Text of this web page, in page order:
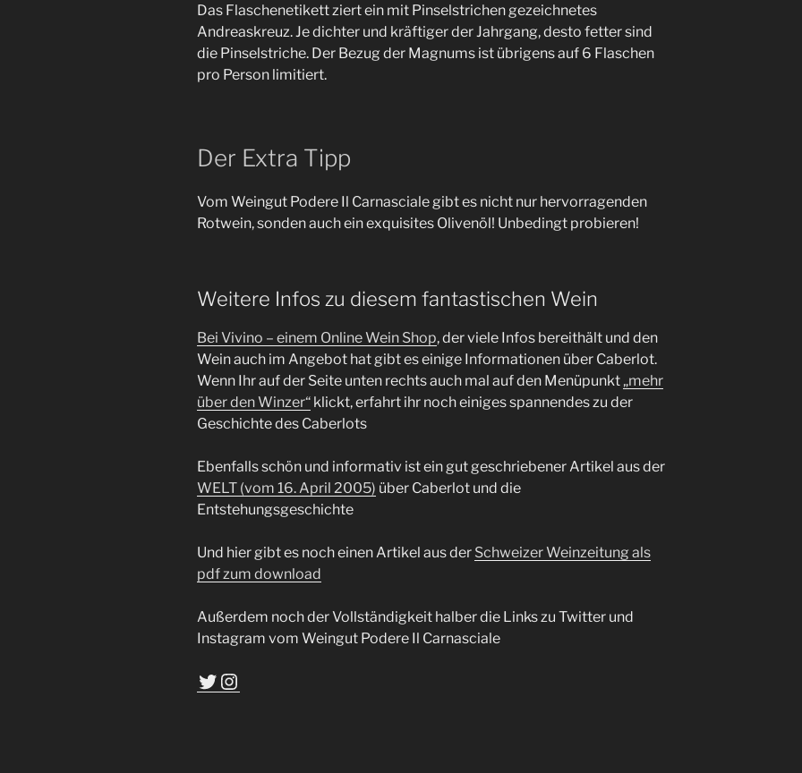
Das Flaschenetikett ziert ein mit Pinselstrichen gezeichnetes
Andreaskreuz. Je dichter und kräftiger der Jahrgang, desto fetter sind
die Pinselstriche. Der Bezug der Magnums ist übrigens auf 6 Flaschen
pro Person limitiert.
Der Extra Tipp
Vom Weingut Podere Il Carnasciale gibt es nicht nur hervorragenden
Rotwein, sonden auch ein exquisites Olivenöl! Unbedingt probieren!
Weitere Infos zu diesem fantastischen Wein
Bei Vivino – einem Online Wein Shop, der viele Infos bereithält und den
Wein auch im Angebot hat gibt es einige Informationen über Caberlot.
Wenn Ihr auf der Seite unten rechts auch mal auf den Menüpunkt „mehr
über den Winzer“ klickt, erfahrt ihr noch einiges spannendes zu der
Geschichte des Caberlots
Ebenfalls schön und informativ ist ein gut geschriebener Artikel aus der
WELT (vom 16. April 2005) über Caberlot und die
Entstehungsgeschichte
Und hier gibt es noch einen Artikel aus der Schweizer Weinzeitung als
pdf zum download
Außerdem noch der Vollständigkeit halber die Links zu Twitter und
Instagram vom Weingut Podere Il Carnasciale
Twitter
Instagram